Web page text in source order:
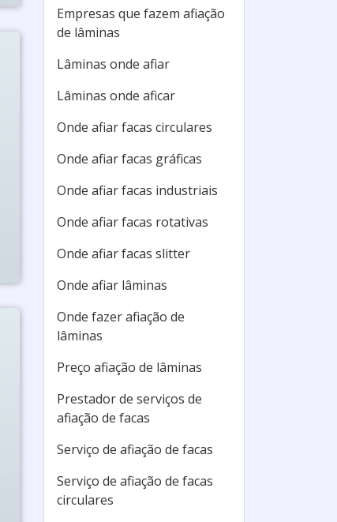
Empresas que fazem afiação
de lâminas
Lâminas onde afiar
Lâminas onde aficar
Onde afiar facas circulares
Onde afiar facas gráficas
Onde afiar facas industriais
Onde afiar facas rotativas
Onde afiar facas slitter
Onde afiar lâminas
Onde fazer afiação de
lâminas
Preço afiação de lâminas
Prestador de serviços de
afiação de facas
Serviço de afiação de facas
Serviço de afiação de facas
circulares